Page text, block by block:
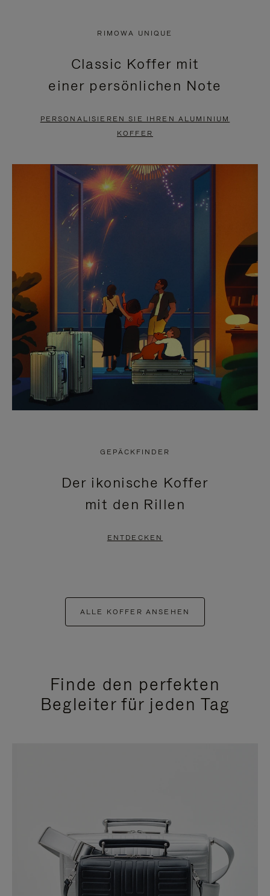
PAUSIERT,
BITTE
DRÜCKEN
ANZUHALTEN
KLICKEN
SIE
ZUM
AUFHEBEN
STUMMSCHALTUNG
RIMOWA UNIQUE
Classic Koffer mit
einer persönlichen Note
PERSONALISIEREN SIE IHREN ALUMINIUM
KOFFER
GEPÄCKFINDER
Der ikonische Koffer
mit den Rillen
ENTDECKEN
ALLE KOFFER ANSEHEN
Finde den perfekten
Begleiter für jeden Tag